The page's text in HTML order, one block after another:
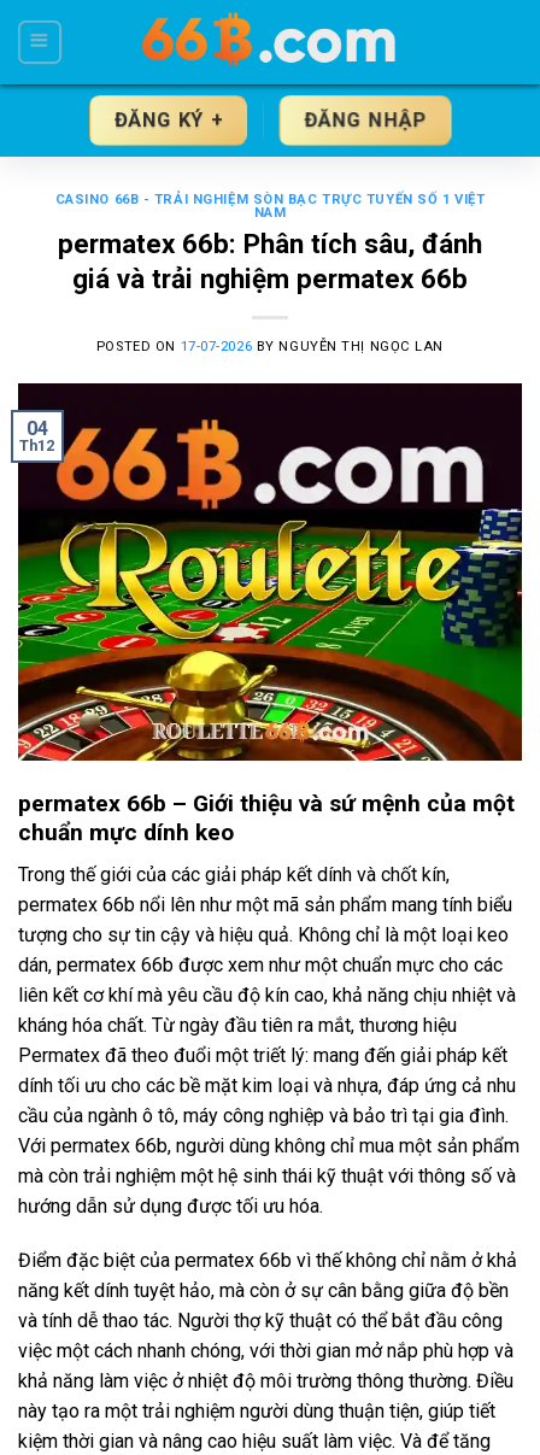
ĐĂNG KÝ + ĐĂNG NHẬP
CASINO 66B - TRẢI NGHIỆM SÒN BẠC TRỰC TUYẾN SỐ 1 VIỆT
NAM
permatex 66b: Phân tích sâu, đánh
giá và trải nghiệm permatex 66b
POSTED ON 17-07-2026 BYNGUYỄN THỊ NGỌC LAN
04
Th12
permatex 66b – Giới thiệu và sứ mệnh của một
chuẩn mực dính keo
Trong thế giới của các giải pháp kết dính và chốt kín,
permatex 66b nổi lên như một mã sản phẩm mang tính biểu
tượng cho sự tin cậy và hiệu quả. Không chỉ là một loại keo
dán, permatex 66b được xem như một chuẩn mực cho các
liên kết cơ khí mà yêu cầu độ kín cao, khả năng chịu nhiệt và
kháng hóa chất. Từ ngày đầu tiên ra mắt, thương hiệu
Permatex đã theo đuổi một triết lý: mang đến giải pháp kết
dính tối ưu cho các bề mặt kim loại và nhựa, đáp ứng cả nhu
cầu của ngành ô tô, máy công nghiệp và bảo trì tại gia đình.
Với permatex 66b, người dùng không chỉ mua một sản phẩm
mà còn trải nghiệm một hệ sinh thái kỹ thuật với thông số và
hướng dẫn sử dụng được tối ưu hóa.
Điểm đặc biệt của permatex 66b vì thế không chỉ nằm ở khả
năng kết dính tuyệt hảo, mà còn ở sự cân bằng giữa độ bền
và tính dễ thao tác. Người thợ kỹ thuật có thể bắt đầu công
việc một cách nhanh chóng, với thời gian mở nắp phù hợp và
khả năng làm việc ở nhiệt độ môi trường thông thường. Điều
này tạo ra một trải nghiệm người dùng thuận tiện, giúp tiết
kiệm thời gian và nâng cao hiệu suất làm việc. Và để tăng